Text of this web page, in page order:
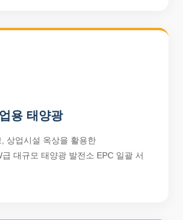
용 태양광
상업시설 옥상을 활용한
대규모 태양광 발전소 EPC 일괄 서